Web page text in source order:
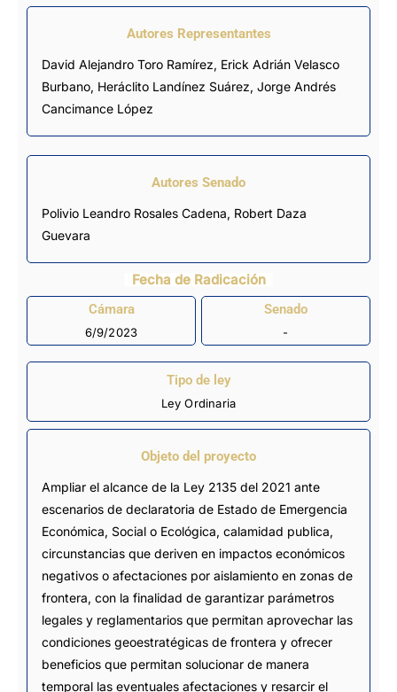
Autores Representantes
David Alejandro Toro Ramírez, Erick Adrián Velasco
Burbano, Heráclito Landínez Suárez, Jorge Andrés
Cancimance López
Autores Senado
Polivio Leandro Rosales Cadena, Robert Daza
Guevara
Fecha de Radicación
Cámara
6/9/2023
Senado
-
Tipo de ley
Ley Ordinaria
Objeto del proyecto
Ampliar el alcance de la Ley 2135 del 2021 ante
escenarios de declaratoria de Estado de Emergencia
Económica, Social o Ecológica, calamidad publica,
circunstancias que deriven en impactos económicos
negativos o afectaciones por aislamiento en zonas de
frontera, con la finalidad de garantizar parámetros
legales y reglamentarios que permitan aprovechar las
condiciones geoestratégicas de frontera y ofrecer
beneficios que permitan solucionar de manera
temporal las eventuales afectaciones y resarcir el